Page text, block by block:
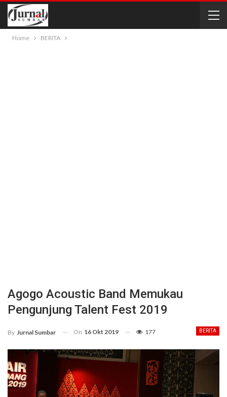
Home BERITA
Agogo Acoustic Band Memukau
Pengunjung Talent Fest 2019
BERITA
By Jurnal Sumbar On 16 Okt 2019 177